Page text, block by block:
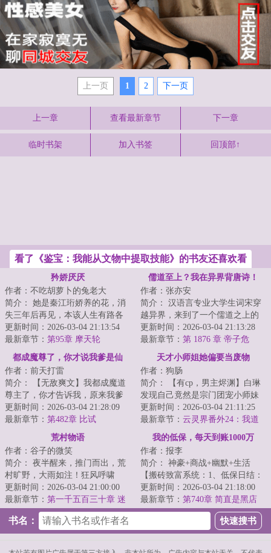
上一页 1 2 下一页
上一章 查看最新章节 下一章
临时书架 加入书签 回顶部↑
看了《鉴宝：我能从文物中提取技能》的书友还喜欢看
矜娇厌厌
作者：不吃胡萝卜的兔老大
简介： 她是秦江珩娇养的花，消
失三年后再见，本该人生有路各
分东西，可却被他强搂进怀里。
更新时间：2026-03-04 21:13:54
最新章节： 第95章 摩天轮
儒道至上？我在异界背唐诗！
作者：张亦安
简介： 汉语言专业大学生词宋穿
越异界，来到了一个儒道之上的
奇特世界，在这里，只有文人才
能掌控...
更新时间：2026-03-04 21:13:28
最新章节： 第 1876 章 帝子危
都成魔尊了，你才说我爹是仙
帝？
作者：前天打雷
简介： 【无敌爽文】我都成魔道
尊主了，你才告诉我，原来我爹
是正道仙帝，我是顶级仙二代？
更新时间：2026-03-04 21:28:09
最新章节： 第482章 比试
天才小师姐她偏要当废物
作者：狗肠
简介： 【有cp，男主烬渊】白琳
发现自己竟然是宗门团宠小师妹
的对照组。
更新时间：2026-03-04 21:11:25
最新章节： 云灵界番外24：我道
侣不爱我了
荒村物语
作者：谷子的微笑
简介： 夜半醒来，推门而出，荒
村旷野，大雨如注！狂风呼啸
中，忽然听见有人喊自己，四顾
一看，夜...
更新时间：2026-03-04 21:00:00
最新章节： 第一千五百三十章 迷
失在虚幻中的女人
我的低保，每天到账1000万
作者：报李
简介： 神豪+商战+幽默+生活
【搬砖致富系统：1、低保日结：
系统按日给予低保补贴，补贴金
额=...
更新时间：2026-03-04 21:18:00
最新章节： 第740章 简直是黑店
书名：